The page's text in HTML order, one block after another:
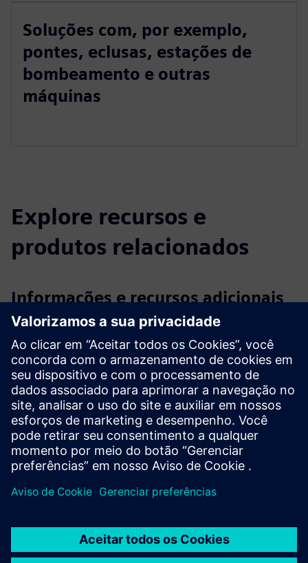
Soluções com, por exemplo,
pontes, eclusas, estações de
bombeamento e outras
máquinas
Explore recursos e
produtos relacionados
Informações e recursos adicionais
Torsit: Capacidade de conexão reduzida pela metade com o
UltraCap sustentável
UltraCaps na caixa de armazenamento da Torsit
Artigo total do armazém: Aansluitvermogen
magazijnkranen gehalveerd (NL)
Pré-requisitos